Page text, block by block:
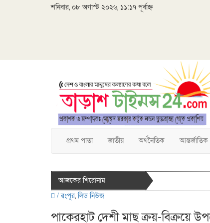
শনিবার, ০৮ অগাস্ট ২০২৬, ১১:১৭ পূর্বাহ্ন
প্রথম পাতা জাতীয় অর্থনৈতিক আন্তর্জাতিক
আজকের শিরোনাম
/রংপুর,লিড নিউজ
পাকেরহাট দেশী মাছ ক্রয়-বিক্রয়ে